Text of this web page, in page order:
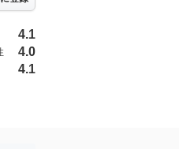
4.1
4.0
4.1